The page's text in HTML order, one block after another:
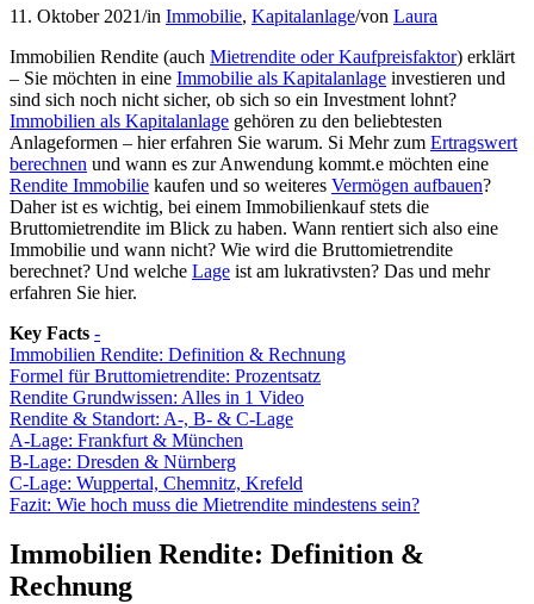
11. Oktober 2021/in Immobilie, Kapitalanlage/von Laura
Immobilien Rendite (auch Mietrendite oder Kaufpreisfaktor) erklärt
– Sie möchten in eine Immobilie als Kapitalanlage investieren und
sind sich noch nicht sicher, ob sich so ein Investment lohnt?
Immobilien als Kapitalanlage gehören zu den beliebtesten
Anlageformen – hier erfahren Sie warum. Si Mehr zum Ertragswert
berechnen und wann es zur Anwendung kommt.e möchten eine
Rendite Immobilie kaufen und so weiteres Vermögen aufbauen?
Daher ist es wichtig, bei einem Immobilienkauf stets die
Bruttomietrendite im Blick zu haben. Wann rentiert sich also eine
Immobilie und wann nicht? Wie wird die Bruttomietrendite
berechnet? Und welche Lage ist am lukrativsten? Das und mehr
erfahren Sie hier.
Key Facts -
Immobilien Rendite: Definition & Rechnung
Formel für Bruttomietrendite: Prozentsatz
Rendite Grundwissen: Alles in 1 Video
Rendite & Standort: A-, B- & C-Lage
A-Lage: Frankfurt & München
B-Lage: Dresden & Nürnberg
C-Lage: Wuppertal, Chemnitz, Krefeld
Fazit: Wie hoch muss die Mietrendite mindestens sein?
Immobilien Rendite: Definition &
Rechnung